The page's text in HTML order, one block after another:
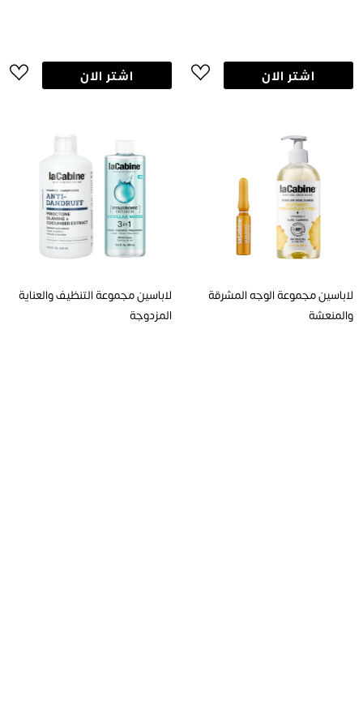
اشتر الان اشتر الان
لاباسين مجموعة الوجه المشرقة
والمنعشة
لاباسين مجموعة التنظيف والعناية
المزدوجة